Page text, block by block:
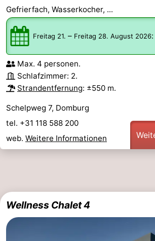
Gefrierfach, Wasserkocher, ...
Freitag 21. – Freitag 28. August 2026:
Max. 4 personen.
Schlafzimmer: 2.
Strandentfernung: ±550 m.
Schelpweg 7, Domburg
tel. +31 118 588 200
web. Weitere Informationen
Wellness Chalet 4